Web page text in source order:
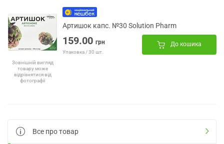
Зовнішній вигляд
товару може
відрізнятися від
фотографії
Артишок капс. №30 Solution Pharm
159.00 грн
Упаковка / 30 шт.
До кошика
Все про товар